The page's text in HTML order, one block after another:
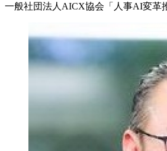
一般社団法人AICX協会「人事AI変革